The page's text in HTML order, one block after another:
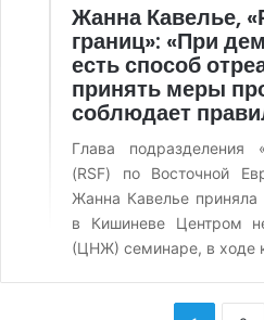
Жанна Кавелье,
границ»: «При
есть способ
принять меры
соблюдает
Глава подразделения
(RSF) по Восточной
Жанна Кавелье приняла
в Кишиневе Центром
(ЦНЖ) семинаре, в ходе